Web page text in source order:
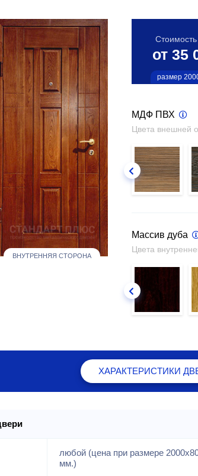
ВНУТРЕННЯЯ СТОРОНА
от 35
размер
МДФ ПВХ
Цвета внешней
Массив дуба
Цвета
ХАРАКТЕРИСТИКИ
любой (цена при размере
мм.)